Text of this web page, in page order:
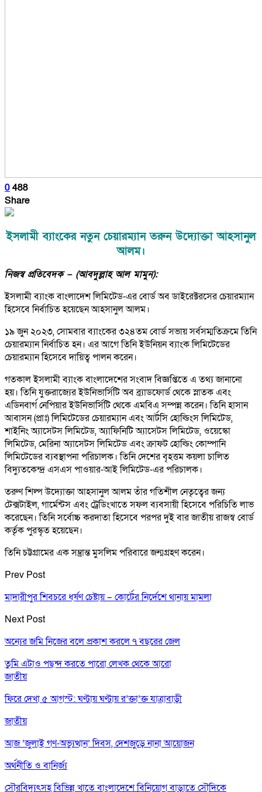
0488
Share
ইসলামী ব্যাংকের নতুন চেয়ারম্যান তরুন উদ্যোক্তা আহসানুল
আলম।
নিজস্ব প্রতিবেদক – (আবদুল্লাহ আল মামুন):
ইসলামী ব্যাংক বাংলাদেশ লিমিটেড-এর বোর্ড অব ডাইরেক্টরসের চেয়ারম্যান
হিসেবে নির্বাচিত হয়েছেন আহসানুল আলম।
১৯ জুন ২০২৩, সোমবার ব্যাংকের ৩২৪তম বোর্ড সভায় সর্বসম্মতিক্রমে তিনি
চেয়ারম্যান নির্বাচিত হন। এর আগে তিনি ইউনিয়ন ব্যাংক লিমিটেডের
চেয়ারম্যান হিসেবে দায়িত্ব পালন করেন।
গতকাল ইসলামী ব্যাংক বাংলাদেশের সংবাদ বিজ্ঞপ্তিতে এ তথ্য জানানো
হয়। তিনি যুক্তরাজ্যের ইউনিভার্সিটি অব ব্র্যাডফোর্ড থেকে স্নাতক এবং
এডিনবার্গ নেপিয়ার ইউনিভার্সিটি থেকে এমবিএ সম্পন্ন করেন। তিনি হাসান
আবাসন (প্রাঃ) লিমিটেডের চেয়ারম্যান এবং আর্টসি হোল্ডিংস লিমিটেড,
শাইনিং অ্যাসেটস লিমিটেড, অ্যাফিনিটি অ্যাসেটস লিমিটেড, ওয়েস্কো
লিমিটেড, মেরিনা অ্যাসেটস লিমিটেড এবং ক্রাফট হোল্ডিং কোম্পানি
লিমিটেডের ব্যবস্থাপনা পরিচালক। তিনি দেশের বৃহত্তম কয়লা চালিত
বিদ্যুতকেন্দ্র এসএস পাওয়ার-আই লিমিটেড-এর পরিচালক।
তরুণ শিল্প উদ্যোক্তা আহসানুল আলম তাঁর গতিশীল নেতৃত্বের জন্য
টেক্সটাইল, গার্মেন্টস এবং ট্রেডিংখাতে সফল ব্যবসায়ী হিসেবে পরিচিতি লাভ
করেছেন। তিনি সর্বোচ্চ করদাতা হিসেবে পরপর দুই বার জাতীয় রাজস্ব বোর্ড
কর্তৃক পুরস্কৃত হয়েছেন।
তিনি চট্টগ্রামের এক সম্ভ্রান্ত মুসলিম পরিবারে জন্মগ্রহণ করেন।
Prev Post
মাদারীপুর শিবচরে ধর্ষণ চেষ্টায় – কোর্টের নির্দেশে থানায় মামলা
Next Post
অন্যের জমি নিজের বলে প্রকাশ করলে ৭ বছরের জেল
তুমি এটাও পছন্দ করতে পারোলেখক থেকে আরো
জাতীয়
ফিরে দেখা ৫ আগস্ট: ঘণ্টায় ঘণ্টায় র’ক্তা’ক্ত যাত্রাবাড়ী
জাতীয়
আজ ‘জুলাই গণ-অভ্যুত্থান’ দিবস, দেশজুড়ে নানা আয়োজন
অর্থনীতি ও বানির্জ্য
সৌরবিদ্যুৎসহ বিভিন্ন খাতে বাংলাদেশে বিনিয়োগ বাড়াতে সৌদিকে